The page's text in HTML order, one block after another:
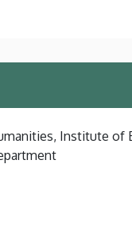
Institute of